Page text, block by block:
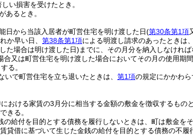
い損害を受けたとき。
あるとき。
日から当該入居者が町営住宅を明け渡した日(第30条第1項
か早い日、 第38条第1項による明渡し請求のあったときは
た場合は明け渡した日) までに、その月分を納入しなければ
合又は町営住宅を明け渡した場合においてその月の使用期
る。
いで町営住宅を立ち退いたときは、 第1項の規定にかかわ
おける家賃の3月分に相当する金額の敷金を徴収するものと
きる。
給付を目的とする債務を履行しないときは、町は敷金を
貸借に基づいて生じた金銭の給付を目的とする債務の不履